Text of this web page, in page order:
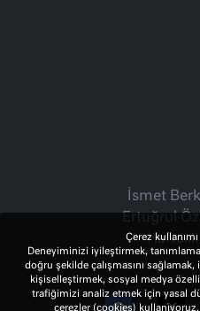
İsmet
Haftalık
Çerez kullanımı
Deneyiminizi iyileştirmek,
doğru şekilde çalışmasını sağlamak,
kişiselleştirmek, sosyal medya
trafiğimizi analiz etmek için yasal
çerezler (cookies)